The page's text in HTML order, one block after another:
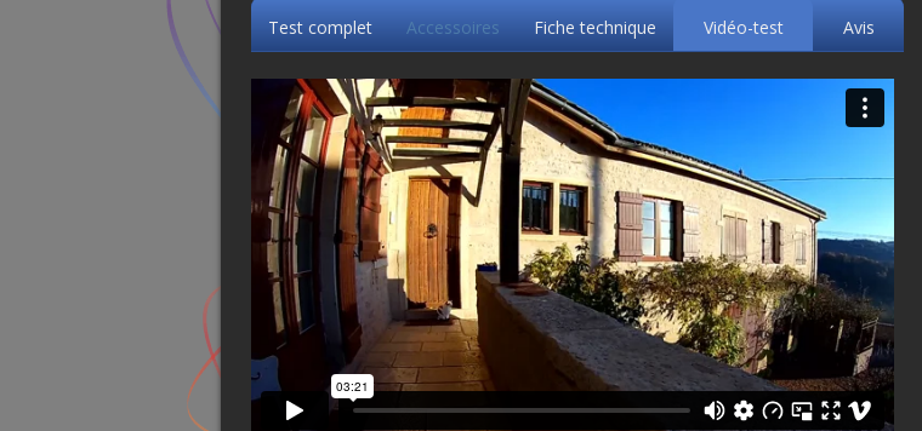
Test complet Accessoires Fiche technique Vidéo-test Avis